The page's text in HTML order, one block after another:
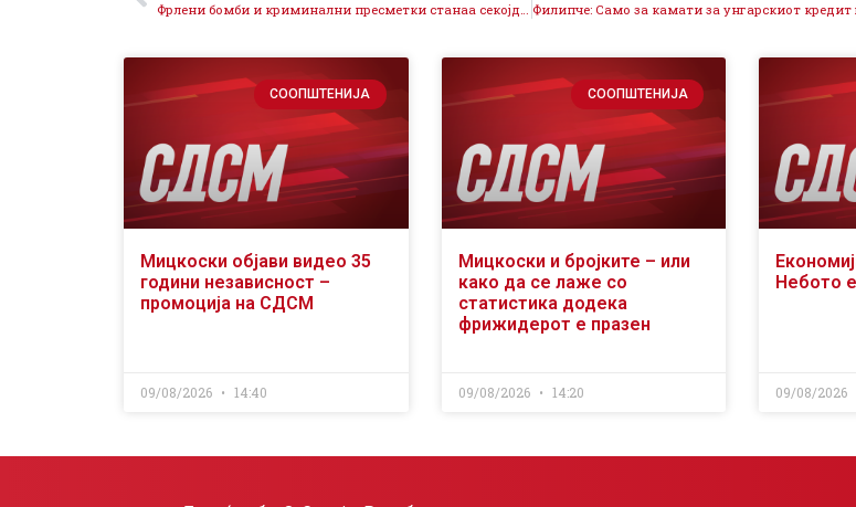
Фрлени бомби и криминални пресметки станаа секојдневие поради несподобноста на Тошковски
СООПШТЕНИЈА
Мицкоски објави видео 35
години независност –
промоција на СДСМ
09/08/2026 14:40
СООПШТЕНИЈА
Мицкоски и бројките – или
како да се лаже со
статистика додека
фрижидерот е празен
09/08/2026 14:20
Небото
09/08/2026